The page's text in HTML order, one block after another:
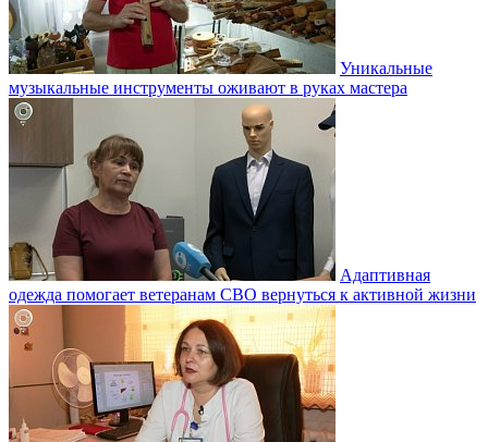
Уникальные
музыкальные инструменты оживают в руках мастера
Адаптивная
одежда помогает ветеранам СВО вернуться к активной жизни